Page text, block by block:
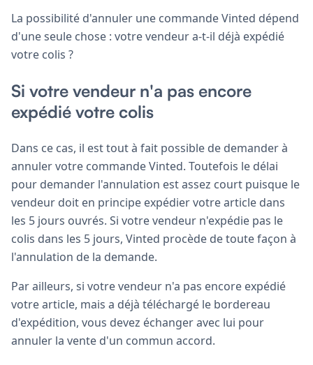
La possibilité d'annuler une commande Vinted dépend
d'une seule chose : votre vendeur a-t-il déjà expédié
votre colis ?
Si votre vendeur n'a pas encore
expédié votre colis
Dans ce cas, il est tout à fait possible de demander à
annuler votre commande Vinted. Toutefois le délai
pour demander l'annulation est assez court puisque le
vendeur doit en principe expédier votre article dans
les 5 jours ouvrés. Si votre vendeur n'expédie pas le
colis dans les 5 jours, Vinted procède de toute façon à
l'annulation de la demande.
Par ailleurs, si votre vendeur n'a pas encore expédié
votre article, mais a déjà téléchargé le bordereau
d'expédition, vous devez échanger avec lui pour
annuler la vente d'un commun accord.